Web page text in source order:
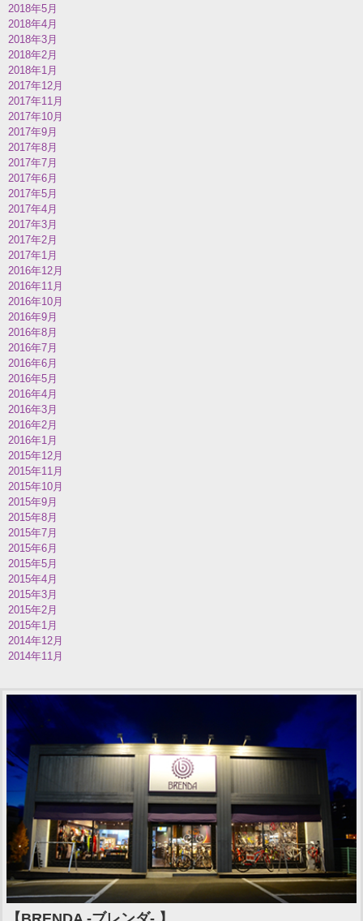
2018年5月
2018年4月
2018年3月
2018年2月
2018年1月
2017年12月
2017年11月
2017年10月
2017年9月
2017年8月
2017年7月
2017年6月
2017年5月
2017年4月
2017年3月
2017年2月
2017年1月
2016年12月
2016年11月
2016年10月
2016年9月
2016年8月
2016年7月
2016年6月
2016年5月
2016年4月
2016年3月
2016年2月
2016年1月
2015年12月
2015年11月
2015年10月
2015年9月
2015年8月
2015年7月
2015年6月
2015年5月
2015年4月
2015年3月
2015年2月
2015年1月
2014年12月
2014年11月